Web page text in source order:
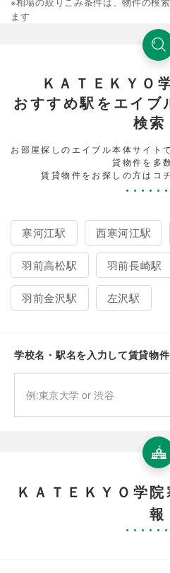
ます
ＫＡＴＥＫＹＯ
おすすめ駅をエイ
検索
お部屋探しのエイブル本体サイト
貸物件を多
賃貸物件をお探しの方はコ
寒河江駅 西寒河江駅
羽前高松駅 羽前長崎駅
羽前金沢駅 左沢駅
学校名・駅名を入力して賃貸物
ＫＡＴＥＫＹＯ学
報